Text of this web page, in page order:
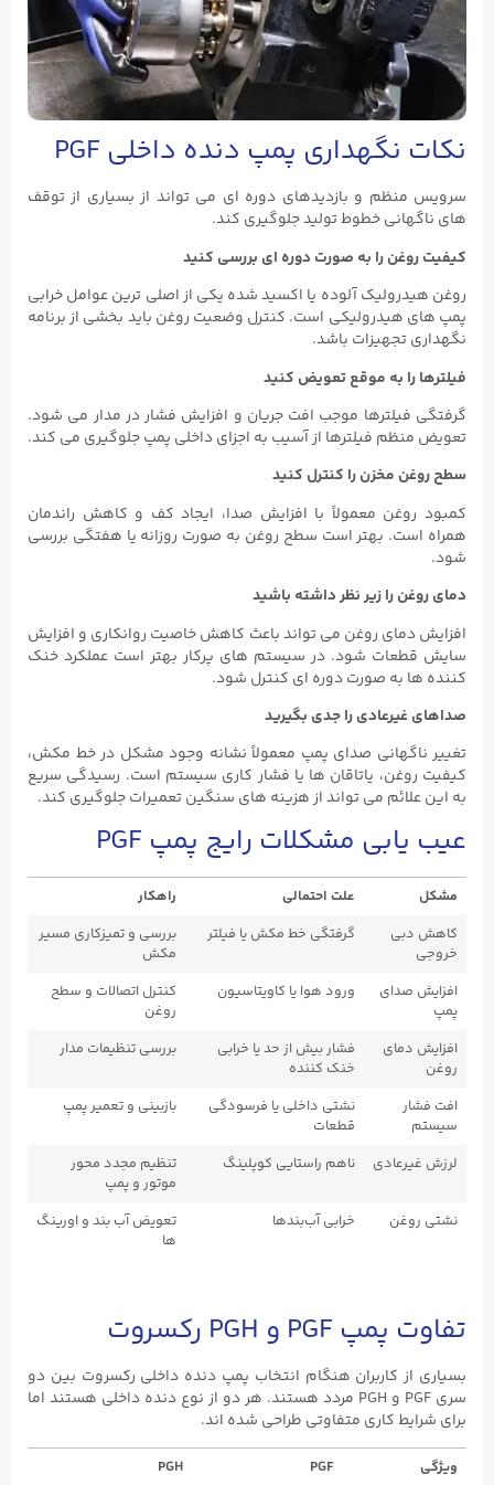
نکات نگهداری پمپ دنده داخلی PGF
سرویس منظم و بازدیدهای دوره‌ ای می ‌تواند از بسیاری از توقف
‌های ناگهانی خطوط تولید جلوگیری کند.
کیفیت روغن را به ‌صورت دوره‌ ای بررسی کنید
روغن هیدرولیک آلوده یا اکسید شده یکی از اصلی‌ ترین عوامل خرابی
پمپ‌ های هیدرولیکی است. کنترل وضعیت روغن باید بخشی از برنامه
نگهداری تجهیزات باشد.
فیلترها را به موقع تعویض کنید
گرفتگی فیلترها موجب افت جریان و افزایش فشار در مدار می‌ شود.
تعویض منظم فیلترها از آسیب به اجزای داخلی پمپ جلوگیری می ‌کند.
سطح روغن مخزن را کنترل کنید
کمبود روغن معمولاً با افزایش صدا، ایجاد کف و کاهش راندمان
همراه است. بهتر است سطح روغن به‌ صورت روزانه یا هفتگی بررسی
شود.
دمای روغن را زیر نظر داشته باشید
افزایش دمای روغن می‌ تواند باعث کاهش خاصیت روانکاری و افزایش
سایش قطعات شود. در سیستم‌ های پرکار بهتر است عملکرد خنک‌
کننده‌ ها به‌ صورت دوره‌ ای کنترل شود.
صداهای غیرعادی را جدی بگیرید
تغییر ناگهانی صدای پمپ معمولاً نشانه وجود مشکل در خط مکش،
کیفیت روغن، یاتاقان ‌ها یا فشار کاری سیستم است. رسیدگی سریع
به این علائم می ‌تواند از هزینه ‌های سنگین تعمیرات جلوگیری کند.
عیب ‌یابی مشکلات رایج پمپ PGF
مشکل علت احتمالی
راهکار
کاهش دبی
خروجی
گرفتگی خط مکش یا فیلتر
بررسی و تمیزکاری مسیر
مکش
افزایش صدای
پمپ
ورود هوا یا کاویتاسیون
کنترل اتصالات و سطح
روغن
افزایش دمای
روغن
فشار بیش از حد یا خرابی
خنک ‌کننده
بررسی تنظیمات مدار
افت فشار
سیستم
نشتی داخلی یا فرسودگی
قطعات
بازبینی و تعمیر پمپ
لرزش غیرعادی ناهم ‌راستایی کوپلینگ
تنظیم مجدد محور
موتور و پمپ
نشتی روغن
خرابی آب‌بندها
تعویض آب ‌بند و اورینگ
‌ها
تفاوت پمپ PGF و PGH رکسروت
بسیاری از کاربران هنگام انتخاب پمپ دنده داخلی رکسروت بین دو
سری PGF و PGH مردد هستند. هر دو از نوع دنده داخلی هستند اما
برای شرایط کاری متفاوتی طراحی شده ‌اند.
ویژگی PGF
PGH